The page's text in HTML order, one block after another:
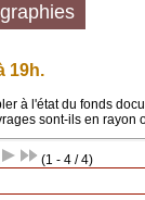
19h.
à l'état du fonds
sont-ils en rayon
(1 - 4 / 4)